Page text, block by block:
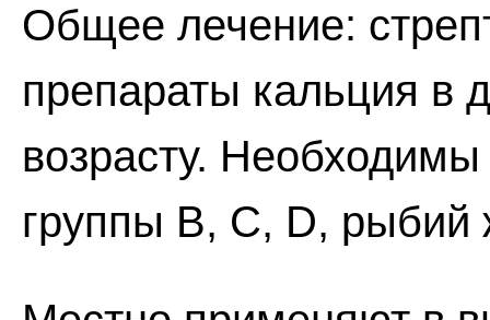
Общее лечение:
препараты кальция в
возрасту.
группы В, С, D, рыбий